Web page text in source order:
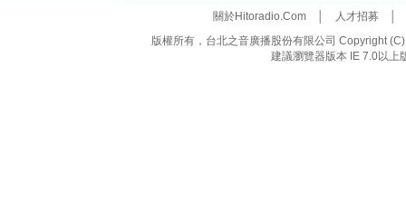
關於Hitoradio.Com│ 人才招募
版權所有，台北之音廣播股份有限公司 Copyright
建議瀏覽器版本 IE 7.0以上